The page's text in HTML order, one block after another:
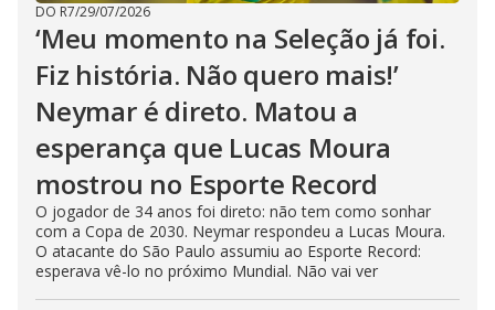
DO R7/29/07/2026
‘Meu momento na Seleção já foi.
Fiz história. Não quero mais!’
Neymar é direto. Matou a
esperança que Lucas Moura
mostrou no Esporte Record
O jogador de 34 anos foi direto: não tem como sonhar
com a Copa de 2030. Neymar respondeu a Lucas Moura.
O atacante do São Paulo assumiu ao Esporte Record:
esperava vê-lo no próximo Mundial. Não vai ver